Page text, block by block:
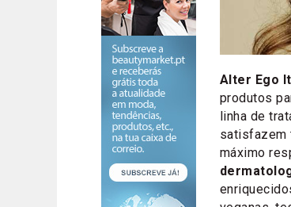
Alter Ego
produtos
linha de
satisfazem
máximo